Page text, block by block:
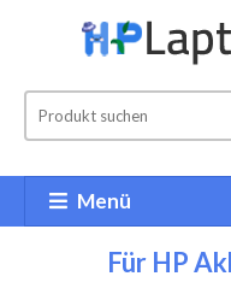
Menü
Für HP